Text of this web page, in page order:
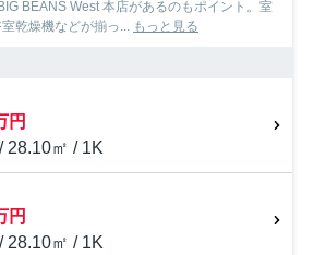
るのもポイント。室
乾燥機などが揃っ...
もっと見る
円
28.10㎡ / 1K
円
28.10㎡ / 1K